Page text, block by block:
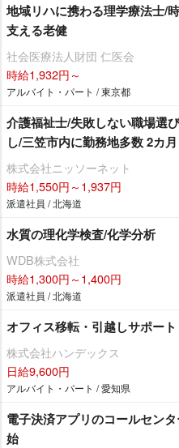
地域リハに携わる理学療法士/
支える老健
社会医療法人財団 仁医会
時給1,932円～
アルバイト・パート / 東京都
介護福祉士/失敗しない職場選
し/三笠市内に勤務地多数 2カ
株式会社ニッソーネット
時給1,550円～1,937円
派遣社員 / 北海道
水質の理化学検査/化学分析
WDB株式会社
時給1,300円～1,400円
派遣社員 / 北海道
オフィス移転・引越しサポー
株式会社ハンデックス
日給9,600円
アルバイト・パート / 愛知県
電子決済アプリのコールセン
始